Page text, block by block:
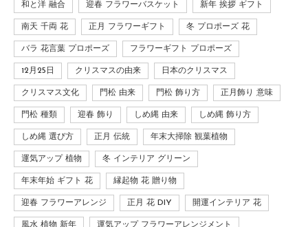
和と洋 融合 迎春 フラワーバスケット 新年 挨拶 ギフト
南天 千両 花 正月 フラワーギフト 冬 プロポーズ 花
バラ 花言葉 プロポーズ フラワーギフト プロポーズ
12月25日 クリスマスの由来 日本のクリスマス
クリスマス文化 門松 由来 門松 飾り方 正月飾り 意味
門松 種類 迎春 飾り しめ縄 由来 しめ縄 飾り方
しめ縄 選び方 正月 伝統 年末大掃除 観葉植物
運気アップ 植物 冬 インテリア グリーン
年末年始 ギフト 花 縁起物 花 贈り物
迎春 フラワーアレンジ 正月 花 DIY 開運インテリア 花
風水 植物 新年 運気アップ フラワーアレンジメント